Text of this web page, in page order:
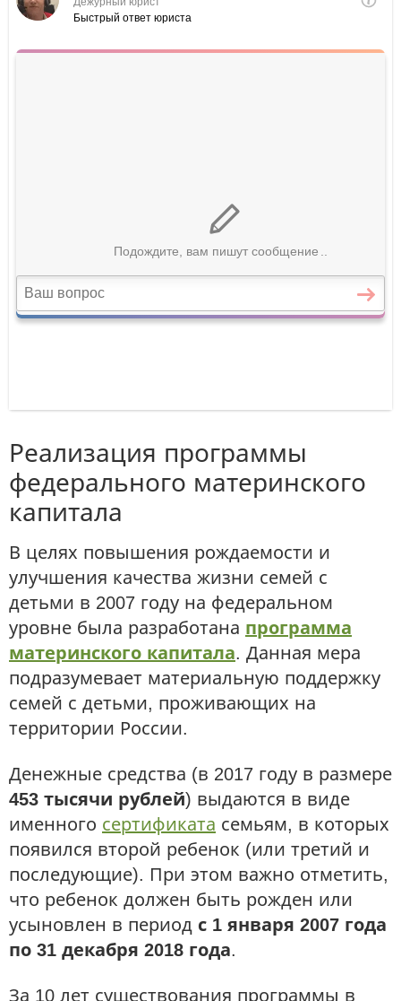
Реализация программы
федерального материнского
капитала
В целях повышения рождаемости и
улучшения качества жизни семей с
детьми в 2007 году на федеральном
уровне была разработана программа
материнского капитала. Данная мера
подразумевает материальную поддержку
семей с детьми, проживающих на
территории России.
Денежные средства (в 2017 году в размере
453 тысячи рублей) выдаются в виде
именного сертификата семьям, в которых
появился второй ребенок (или третий и
последующие). При этом важно отметить,
что ребенок должен быть рожден или
усыновлен в период с 1 января 2007 года
по 31 декабря 2018 года.
За 10 лет существования программы в